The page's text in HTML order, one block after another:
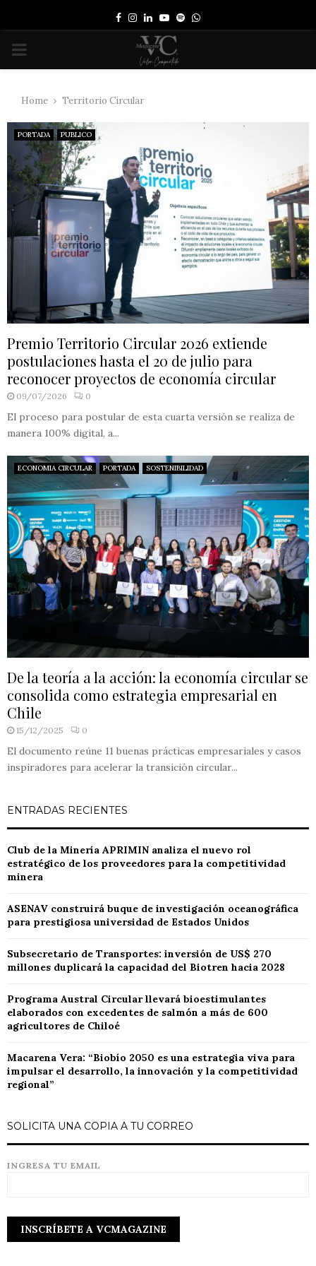
Facebook
Instagram
LinkedinYoutube
SpotifyWhatsapp
PRIMARY
Home Territorio Circular
PORTADA PUBLICO
Premio Territorio Circular 2026 extiende
postulaciones hasta el 20 de julio para
reconocer proyectos de economía circular
09/07/2026 0
El proceso para postular de esta cuarta versión se realiza de
manera 100% digital, a...
ECONOMIA CIRCULAR PORTADA SOSTENIBILIDAD
De la teoría a la acción: la economía circular se
consolida como estrategia empresarial en
Chile
15/12/2025 0
El documento reúne 11 buenas prácticas empresariales y casos
inspiradores para acelerar la transición circular...
ENTRADAS RECIENTES
Club de la Minería APRIMIN analiza el nuevo rol
estratégico de los proveedores para la competitividad
minera
ASENAV construirá buque de investigación oceanográfica
para prestigiosa universidad de Estados Unidos
Subsecretario de Transportes: inversión de US$ 270
millones duplicará la capacidad del Biotren hacia 2028
Programa Austral Circular llevará bioestimulantes
elaborados con excedentes de salmón a más de 600
agricultores de Chiloé
Macarena Vera: “Biobío 2050 es una estrategia viva para
impulsar el desarrollo, la innovación y la competitividad
regional”
SOLICITA UNA COPIA A TU CORREO
INGRESA TU EMAIL